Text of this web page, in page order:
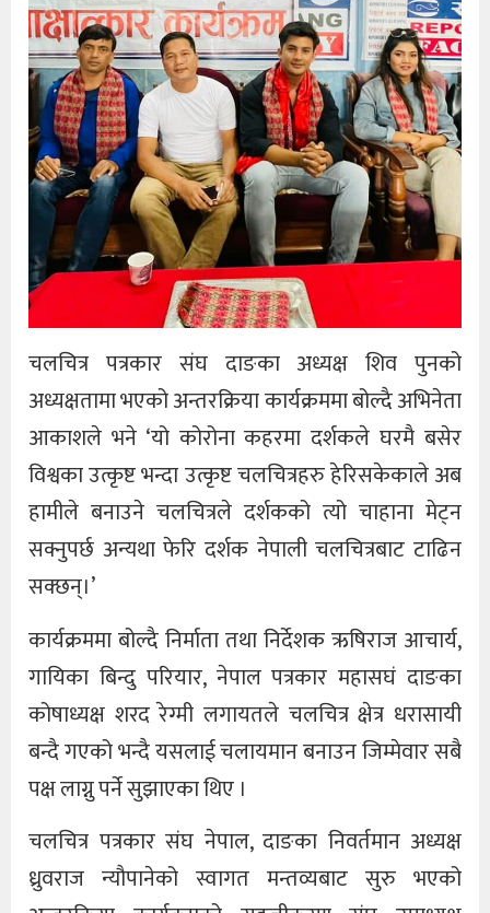
चलचित्र पत्रकार संघ दाङका अध्यक्ष शिव पुनको
अध्यक्षतामा भएको अन्तरक्रिया कार्यक्रममा बोल्दै अभिनेता
आकाशले भने ‘यो कोरोना कहरमा दर्शकले घरमै बसेर
विश्वका उत्कृष्ट भन्दा उत्कृष्ट चलचित्रहरु हेरिसकेकाले अब
हामीले बनाउने चलचित्रले दर्शकको त्यो चाहाना मेट्न
सक्नुपर्छ अन्यथा फेरि दर्शक नेपाली चलचित्रबाट टाढिन
सक्छन्।’
कार्यक्रममा बोल्दै निर्माता तथा निर्देशक ऋषिराज आचार्य,
गायिका बिन्दु परियार, नेपाल पत्रकार महासघं दाङका
कोषाध्यक्ष शरद रेग्मी लगायतले चलचित्र क्षेत्र धरासायी
बन्दै गएको भन्दै यसलाई चलायमान बनाउन जिम्मेवार सबै
पक्ष लाग्नु पर्ने सुझाएका थिए ।
चलचित्र पत्रकार संघ नेपाल, दाङका निवर्तमान अध्यक्ष
ध्रुवराज न्यौपानेको स्वागत मन्तव्यबाट सुरु भएको